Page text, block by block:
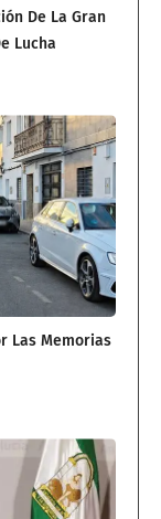
De La Gran
Lucha
Las Memorias